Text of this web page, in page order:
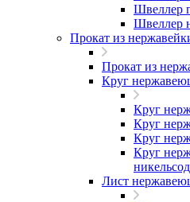
Швеллер
Швеллер
Прокат из
Прокат из
Круг
Круг
Круг
Круг
Круг
Лист